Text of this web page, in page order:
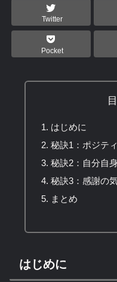
Twitter
Pocket
はじめに
秘訣1：ポジテ
秘訣2：自分自
秘訣3：感謝の
まとめ
はじめに